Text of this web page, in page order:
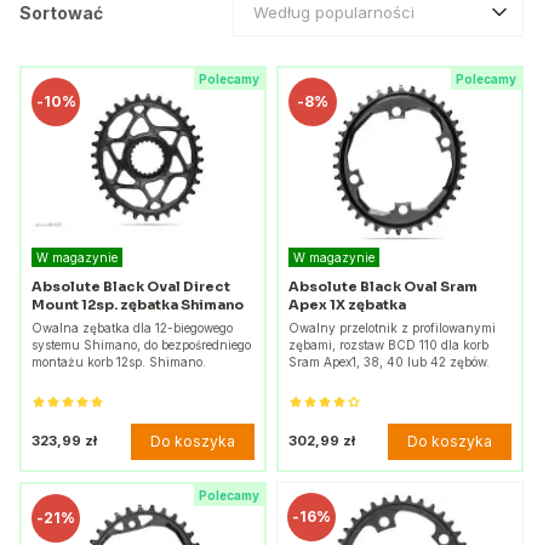
Sortować Według popularności
Polecamy
-10%
W magazynie
Absolute Black Oval Direct
Mount 12sp. zębatka Shimano
Owalna zębatka dla 12-biegowego
systemu Shimano, do bezpośredniego
montażu korb 12sp. Shimano.
323,99 zł Do koszyka
Polecamy
-8%
W magazynie
Absolute Black Oval Sram
Apex 1X zębatka
Owalny przelotnik z profilowanymi
zębami, rozstaw BCD 110 dla korb
Sram Apex1, 38, 40 lub 42 zębów.
302,99 zł Do koszyka
Polecamy
-21% -16%